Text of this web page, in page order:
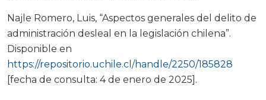
Najle Romero, Luis, “Aspectos generales del delito de
administración desleal en la legislación chilena”.
Disponible en
https://repositorio.uchile.cl/handle/2250/185828
[fecha de consulta: 4 de enero de 2025].